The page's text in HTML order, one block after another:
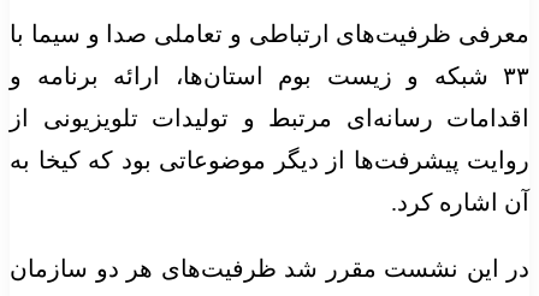
معرفی ظرفیت‌های ارتباطی و تعاملی صدا و سیما با
۳۳ شبکه و زیست بوم استان‌ها، ارائه برنامه و
اقدامات رسانه‌ای مرتبط و تولیدات تلویزیونی از
روایت پیشرفت‌ها از دیگر موضوعاتی بود که کیخا به
آن اشاره کرد.
در این نشست مقرر شد ظرفیت‌های هر دو سازمان